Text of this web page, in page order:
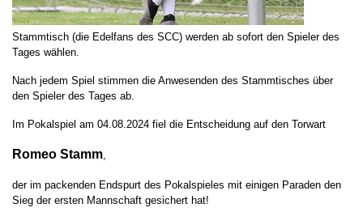
Stammtisch (die Edelfans des SCC) werden ab sofort den Spieler des
Tages wählen.
Nach jedem Spiel stimmen die Anwesenden des Stammtisches über
den Spieler des Tages ab.
Im Pokalspiel am 04.08.2024 fiel die Entscheidung auf den Torwart
Romeo Stamm,
der im packenden Endspurt des Pokalspieles mit einigen Paraden den
Sieg der ersten Mannschaft gesichert hat!